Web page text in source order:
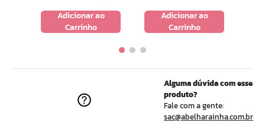
Adicionar ao
Carrinho
Adicionar ao
Carrinho
Alguma dúvida com esse
produto?
Fale com a gente:
sac@abelharainha.com.br